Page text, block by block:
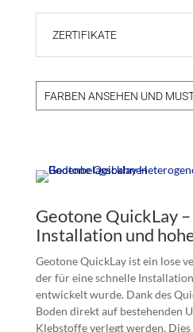
ZERTIFIKATE
FARBEN ANSEHEN UND
Geotone QuickLay
Installation und
Geotone QuickLay ist ein lose
der für eine schnelle
entwickelt wurde. Dank des
Boden direkt auf bestehenden
Klebstoffe verlegt werden.